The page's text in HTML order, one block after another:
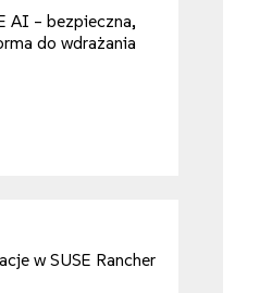
AI – bezpieczna,
do wdrażania
w SUSE Rancher